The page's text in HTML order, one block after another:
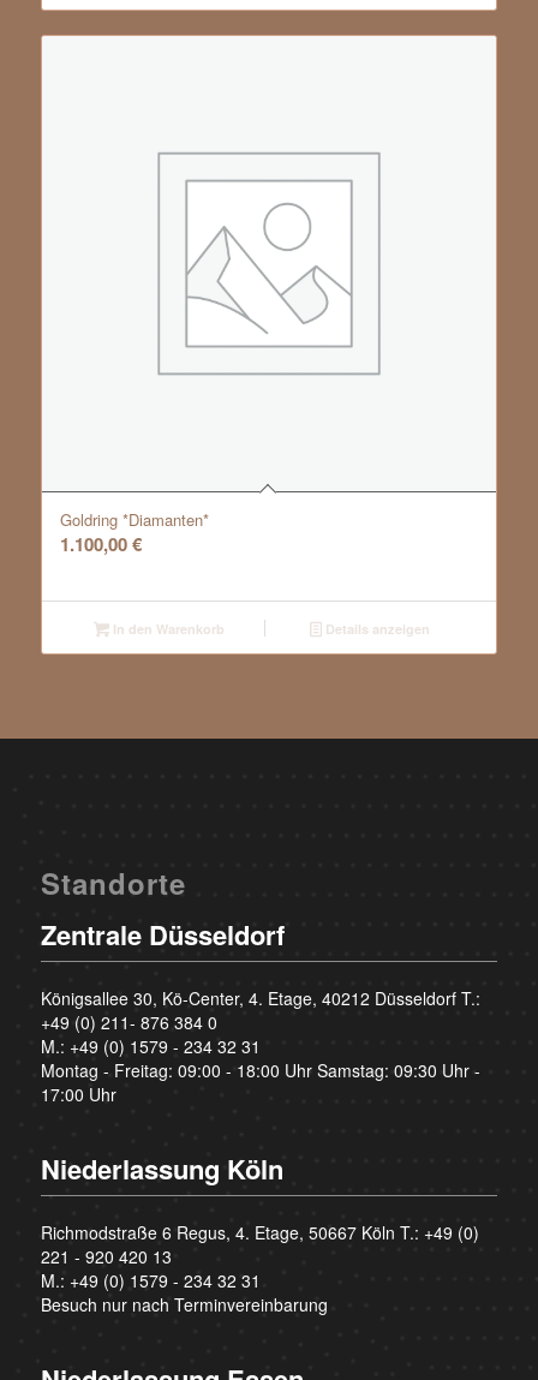
Goldring *Diamanten*
1.100,00€
In den Warenkorb Details anzeigen
Standorte
Zentrale Düsseldorf
Königsallee 30, Kö-Center, 4. Etage, 40212 Düsseldorf T.:
+49 (0) 211- 876 384 0
M.: +49 (0) 1579 - 234 32 31
Montag - Freitag: 09:00 - 18:00 Uhr Samstag: 09:30 Uhr -
17:00 Uhr
Niederlassung Köln
Richmodstraße 6 Regus, 4. Etage, 50667 Köln T.: +49 (0)
221 - 920 420 13
M.: +49 (0) 1579 - 234 32 31
Besuch nur nach Terminvereinbarung